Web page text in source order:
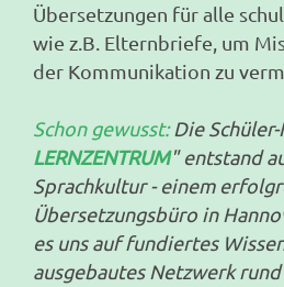
Übersetzungen für alle
wie z.B. Elternbriefe, um
der Kommunikation zu
Schon gewusst:Die
LERNZENTRUM" entstand
Sprachkultur - einem
Übersetzungsbüro in
es uns auf fundiertes
ausgebautes Netzwerk